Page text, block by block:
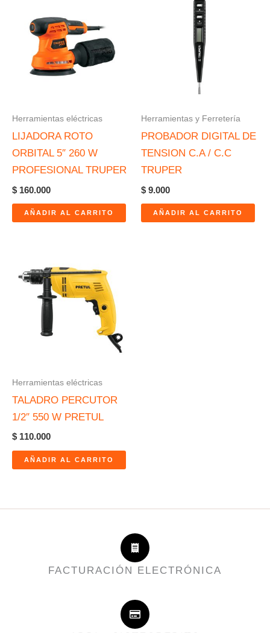
Herramientas eléctricas
LIJADORA ROTO
ORBITAL 5″ 260 W
PROFESIONAL TRUPER
$ 160.000
AÑADIR AL CARRITO
Herramientas y Ferretería
PROBADOR DIGITAL DE
TENSION C.A / C.C
TRUPER
$ 9.000
AÑADIR AL CARRITO
Herramientas eléctricas
TALADRO PERCUTOR
1/2″ 550 W PRETUL
$ 110.000
AÑADIR AL CARRITO
FACTURACIÓN ELECTRÓNICA